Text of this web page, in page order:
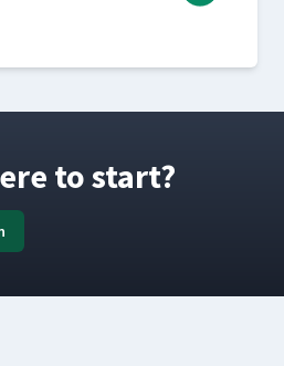
to start?